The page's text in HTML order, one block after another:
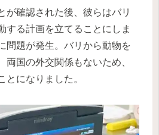
が確認された後、彼らはバリ
する計画を立てることにしま
問題が発生。バリから動物を
両国の外交関係もないため、
とになりました。